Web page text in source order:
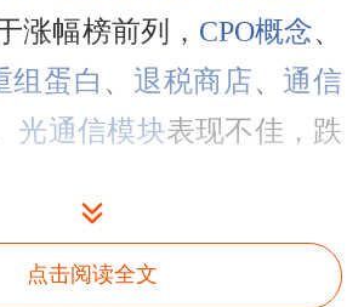
涨幅榜前列， CPO概念、
组蛋白 、 退税商店、 通信
光通信模块表现不佳，跌
点击阅读全文